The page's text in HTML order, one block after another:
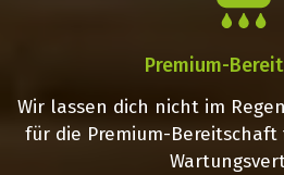
Premium-
Wir lassen dich nicht im
für die Premium-